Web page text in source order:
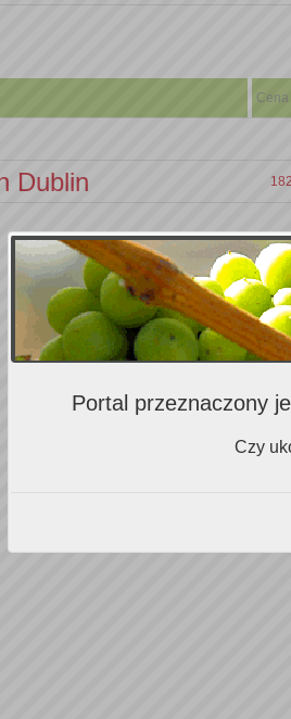
Cena
Dublin
Portal przeznaczony
Czy